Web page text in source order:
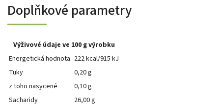
Doplňkové parametry
Výživové údaje ve 100 g výrobku
Energetická hodnota 222 kcal/915 kJ
Tuky
0,20 g
z toho nasycené
0,10 g
Sacharidy
26,00 g